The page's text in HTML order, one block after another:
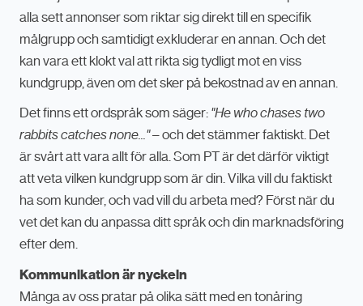
alla sett annonser som riktar sig direkt till en specifik
målgrupp och samtidigt exkluderar en annan. Och det
kan vara ett klokt val att rikta sig tydligt mot en viss
kundgrupp, även om det sker på bekostnad av en annan.
Det finns ett ordspråk som säger: "He who chases two
rabbits catches none..."– och det stämmer faktiskt. Det
är svårt att vara allt för alla. Som PT är det därför viktigt
att veta vilken kundgrupp som är din. Vilka vill du faktiskt
ha som kunder, och vad vill du arbeta med? Först när du
vet det kan du anpassa ditt språk och din marknadsföring
efter dem.
Kommunikation är nyckeln
Många av oss pratar på olika sätt med en tonåring